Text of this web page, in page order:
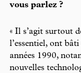
vous parlez ?
« Il s’agit surtout
l’essentiel, ont
années 1990,
nouvelles